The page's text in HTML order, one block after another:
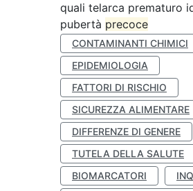
quali telarca prematuro
pubertà precoce
CONTAMINANTI CHIMICI
EPIDEMIOLOGIA
FATTORI DI RISCHIO
SICUREZZA ALIMENTARE
DIFFERENZE DI GENERE
TUTELA DELLA SALUTE
BIOMARCATORI